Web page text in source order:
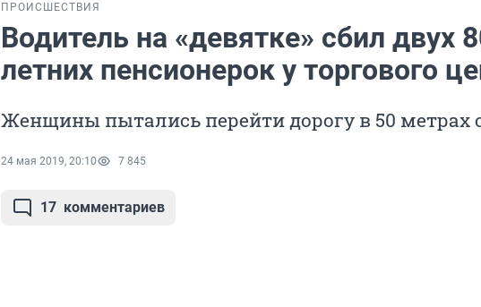
ПРОИСШЕСТВИЯ
Водитель на «девятке» сбил двух
летних пенсионерок у торгового
Женщины пытались перейти дорогу в 50 метрах
24 мая 2019, 20:10 7 845
17 комментариев